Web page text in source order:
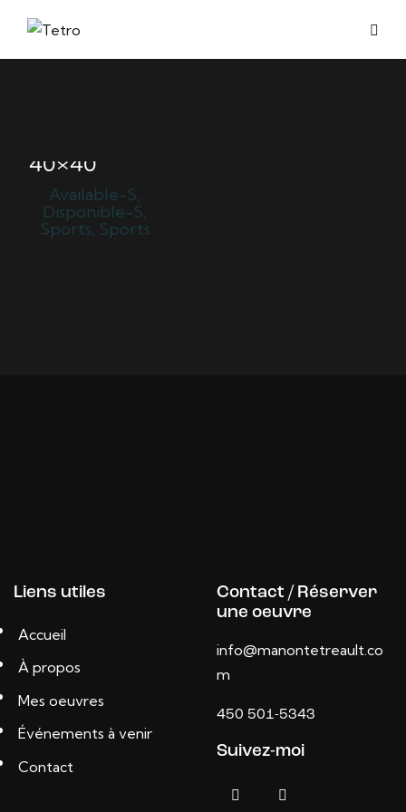
40×40
Available-S,
Disponible-S,
Sports, Sports
Liens utiles
Accueil
À propos
Mes oeuvres
Événements à venir
Contact
Contact / Réserver
une oeuvre
info@manontetreault.co
m
450 501-5343
Suivez-moi